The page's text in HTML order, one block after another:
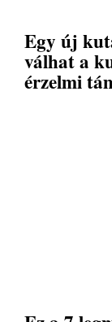
Egy új
válhat a
érzelmi